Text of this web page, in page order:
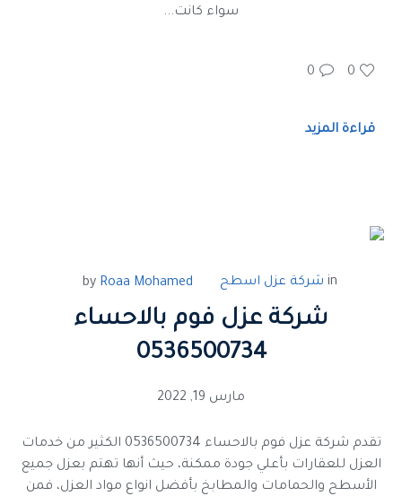
سواء كانت...
0
0
قراءة المزيد
in شركة عزل اسطح by Roaa Mohamed
شركة عزل فوم بالاحساء
0536500734
مارس 19, 2022
تقدم شركة عزل فوم بالاحساء 0536500734 الكثير من خدمات
العزل للعقارات بأعلي جودة ممكنة، حيث أنها تهتم بعزل جميع
الأسطح والحمامات والمطابخ بأفضل انواع مواد العزل، فمن